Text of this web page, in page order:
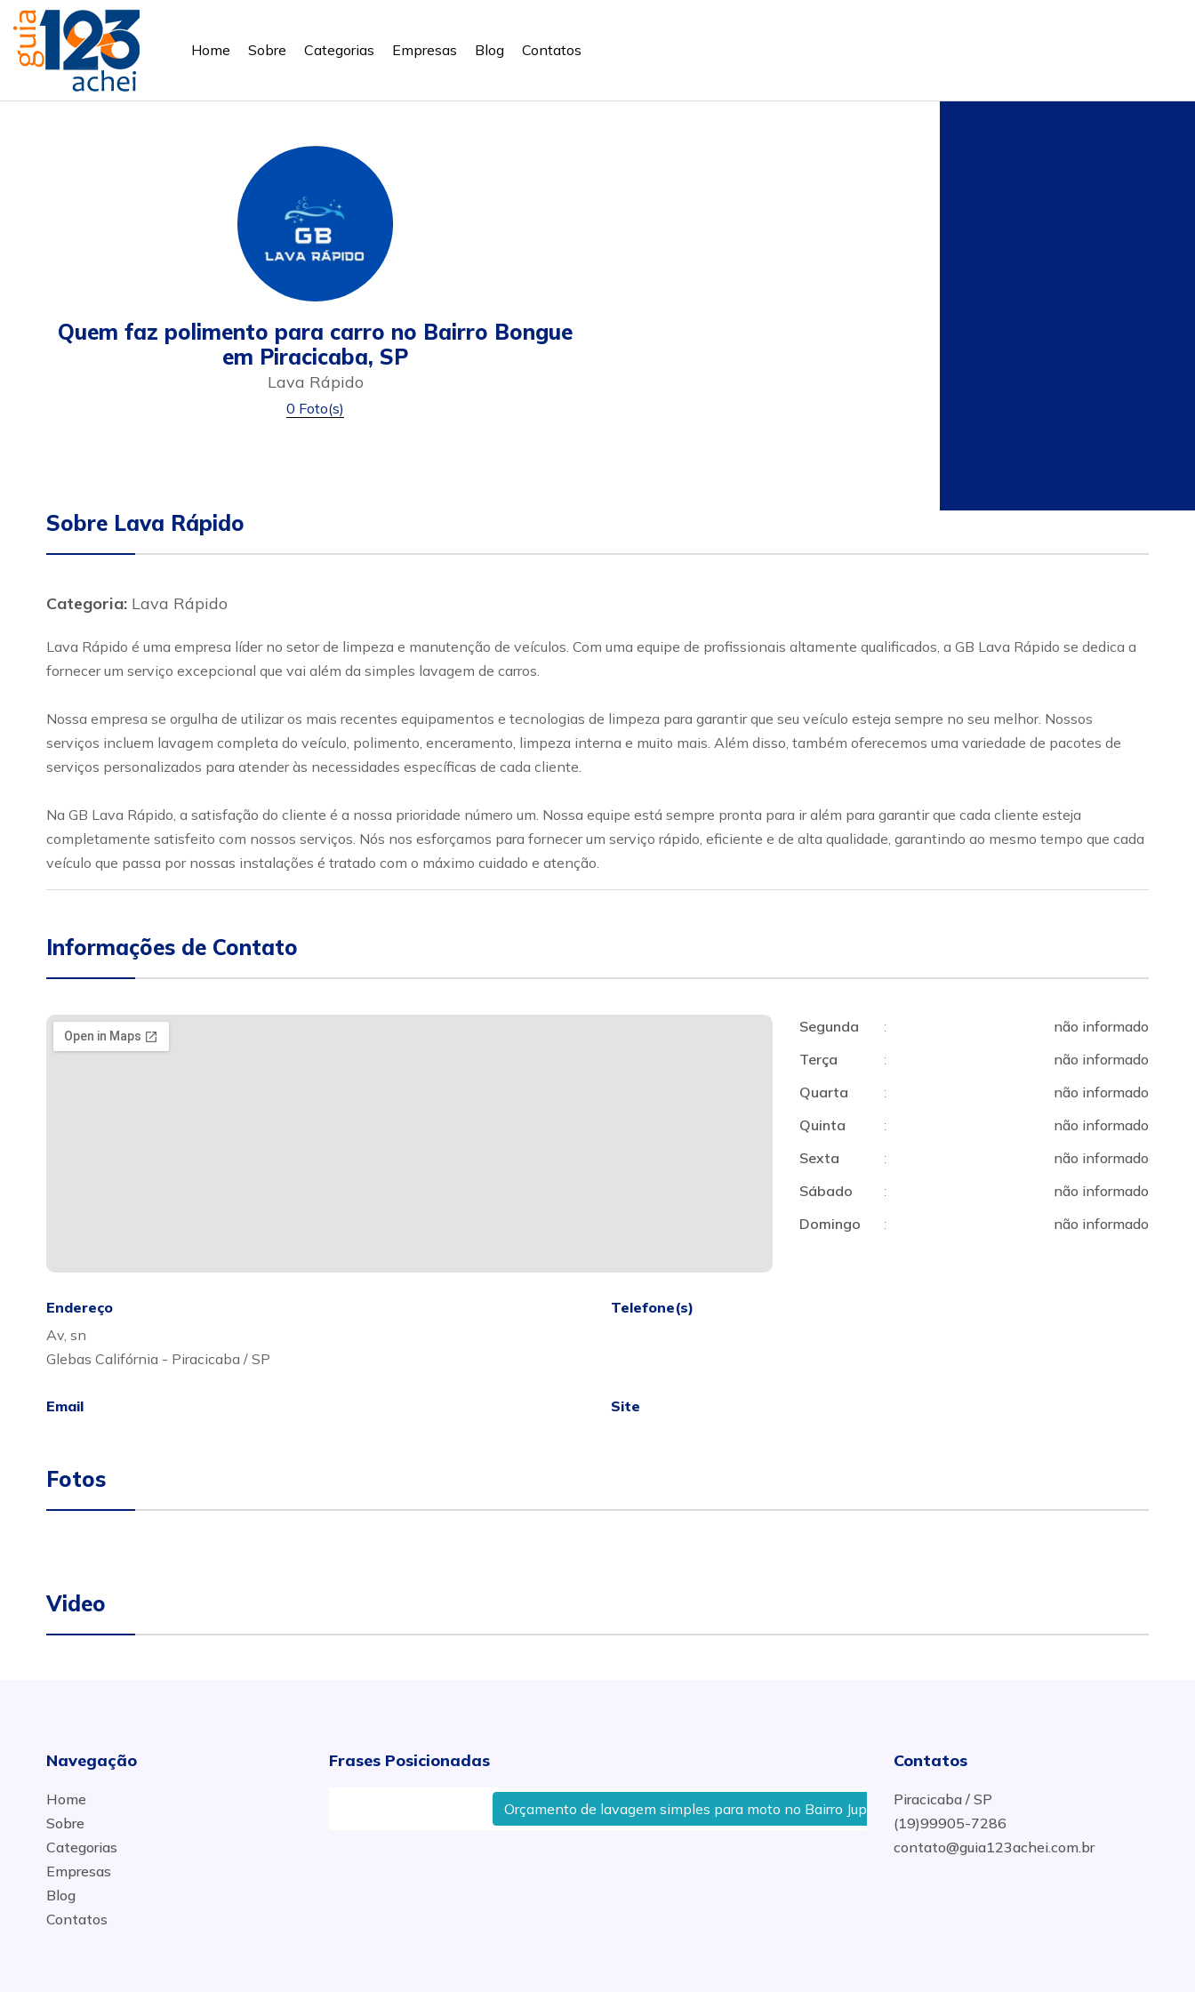
Home Sobre Categorias Empresas Blog Contatos
Quem faz polimento para carro no Bairro Bongue
em Piracicaba, SP
Lava Rápido
0 Foto(s)
Sobre Lava Rápido
Categoria: Lava Rápido
Lava Rápido é uma empresa líder no setor de limpeza e manutenção de veículos. Com uma equipe de profissionais altamente qualificados, a GB Lava Rápido se dedica a
fornecer um serviço excepcional que vai além da simples lavagem de carros.
Nossa empresa se orgulha de utilizar os mais recentes equipamentos e tecnologias de limpeza para garantir que seu veículo esteja sempre no seu melhor. Nossos
serviços incluem lavagem completa do veículo, polimento, enceramento, limpeza interna e muito mais. Além disso, também oferecemos uma variedade de pacotes de
serviços personalizados para atender às necessidades específicas de cada cliente.
Na GB Lava Rápido, a satisfação do cliente é a nossa prioridade número um. Nossa equipe está sempre pronta para ir além para garantir que cada cliente esteja
completamente satisfeito com nossos serviços. Nós nos esforçamos para fornecer um serviço rápido, eficiente e de alta qualidade, garantindo ao mesmo tempo que cada
veículo que passa por nossas instalações é tratado com o máximo cuidado e atenção.
Informações de Contato
Segunda :
não informado
Terça
:
não informado
Quarta
:
não informado
Quinta
:
não informado
Sexta
:
não informado
Sábado
:
não informado
Domingo
: não informado
Endereço
Av, sn
Glebas Califórnia - Piracicaba / SP
Telefone(s)
Email Site
Fotos
Video
Navegação
Home
Sobre
Categorias
Empresas
Blog
Contatos
Frases Posicionadas
Orçamento de lavagem simples para moto no Bairro Jupiá em Piracicaba, SP
Contatos
Piracicaba / SP
(19)99905-7286
contato@guia123achei.com.br